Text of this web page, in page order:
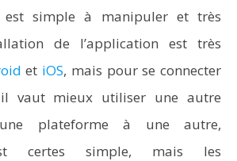
simple à manipuler et très
de l’application est très
et iOS, mais pour se connecter
il vaut mieux utiliser une autre
plateforme à une autre,
certes simple, mais les